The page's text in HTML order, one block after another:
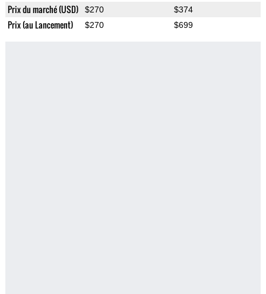
Prix du marché (USD) $270 $374
Prix (au Lancement) $270 $699